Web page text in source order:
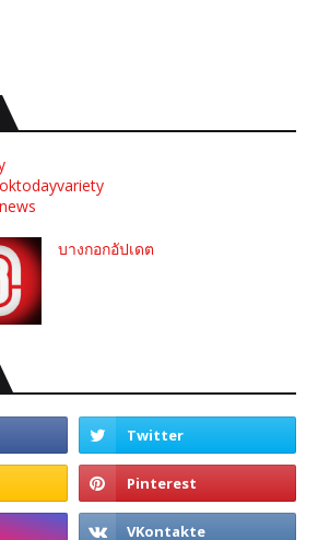
บางกอกอัปเดต